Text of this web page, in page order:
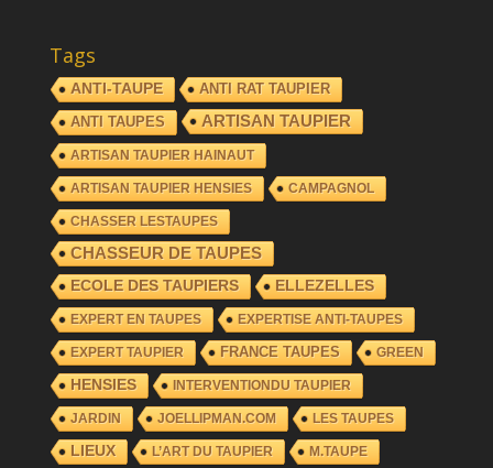
Tags
ANTI-TAUPE
ANTI RAT TAUPIER
ANTI TAUPES
ARTISAN TAUPIER
ARTISAN TAUPIER HAINAUT
ARTISAN TAUPIER HENSIES CAMPAGNOL
CHASSER LESTAUPES
CHASSEUR DE TAUPES
ECOLE DES TAUPIERS ELLEZELLES
EXPERT EN TAUPES EXPERTISE ANTI-TAUPES
EXPERT TAUPIER FRANCE TAUPES GREEN
HENSIES INTERVENTIONDU TAUPIER
JARDIN JOELLIPMAN.COM LES TAUPES
LIEUX L’ART DU TAUPIER M.TAUPE